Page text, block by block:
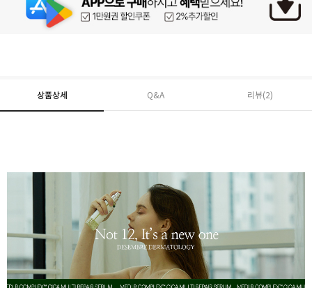
페이코 ID로 페
PAYCO 바로구매
상품상세 Q&A 리뷰(2)